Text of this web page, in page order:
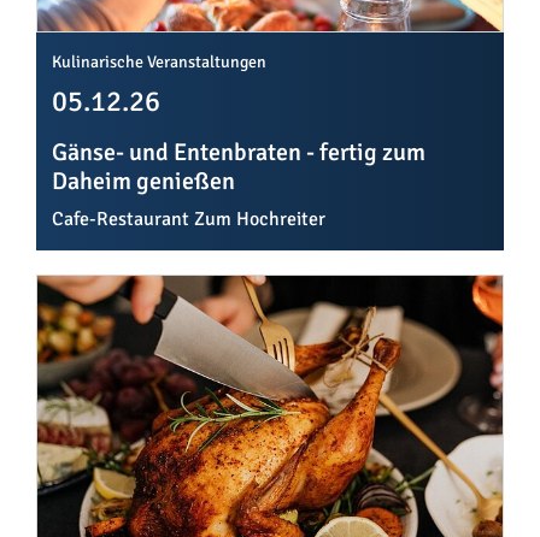
Kulinarische Veranstaltungen
05.12.26
Gänse- und Entenbraten - fertig zum
Daheim genießen
Cafe-Restaurant Zum Hochreiter